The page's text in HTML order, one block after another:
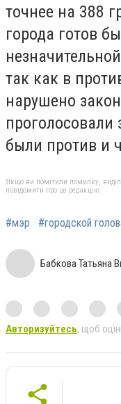
точнее на 388
города готов
так как в
нарушено
проголосовали
были против и
Якщо ви помітили помилку,
повідомити про це редакцію
#мэр #городской
Бабкова Татьяна
Авторизуйтесь, щоб